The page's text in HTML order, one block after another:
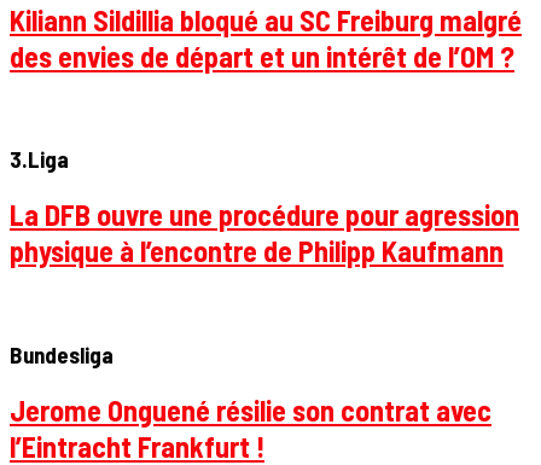
Kiliann Sildillia bloqué au SC Freiburg malgré
des envies de départ et un intérêt de l’OM ?
3.Liga
La DFB ouvre une procédure pour agression
physique à l’encontre de Philipp Kaufmann
Bundesliga
Jerome Onguené résilie son contrat avec
l’Eintracht Frankfurt !